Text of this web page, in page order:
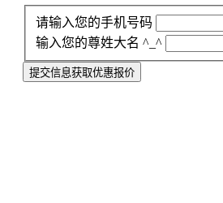
请输入您的手机号码
输入您的尊姓大名 ^_^
提交信息获取优惠报价